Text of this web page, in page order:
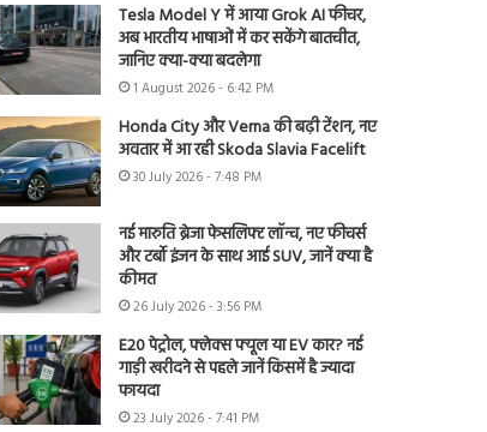
Tesla Model Y में आया Grok AI फीचर,
अब भारतीय भाषाओं में कर सकेंगे बातचीत,
जानिए क्या-क्या बदलेगा
1 August 2026 - 6:42 PM
Honda City और Verna की बढ़ी टेंशन, नए
अवतार में आ रही Skoda Slavia Facelift
30 July 2026 - 7:48 PM
नई मारुति ब्रेजा फेसलिफ्ट लॉन्च, नए फीचर्स
और टर्बो इंजन के साथ आई SUV, जानें क्या है
कीमत
26 July 2026 - 3:56 PM
E20 पेट्रोल, फ्लेक्स फ्यूल या EV कार? नई
गाड़ी खरीदने से पहले जानें किसमें है ज्यादा
फायदा
23 July 2026 - 7:41 PM